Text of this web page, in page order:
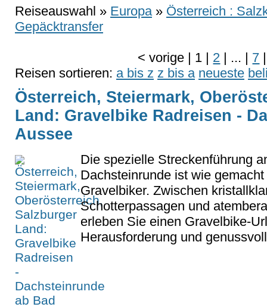
Reiseauswahl » Europa » Österreich :
Gepäcktransfer
<vorige | 1 | 2 | ... | 7 |
Reisen sortieren: a bis z z bis a neueste
Österreich, Steiermark,
Land: Gravelbike Radreisen -
Aussee
Die spezielle Streckenführung
Dachsteinrunde ist wie
Gravelbiker. Zwischen
Schotterpassagen und
erleben Sie einen Gravelbike-
Herausforderung und